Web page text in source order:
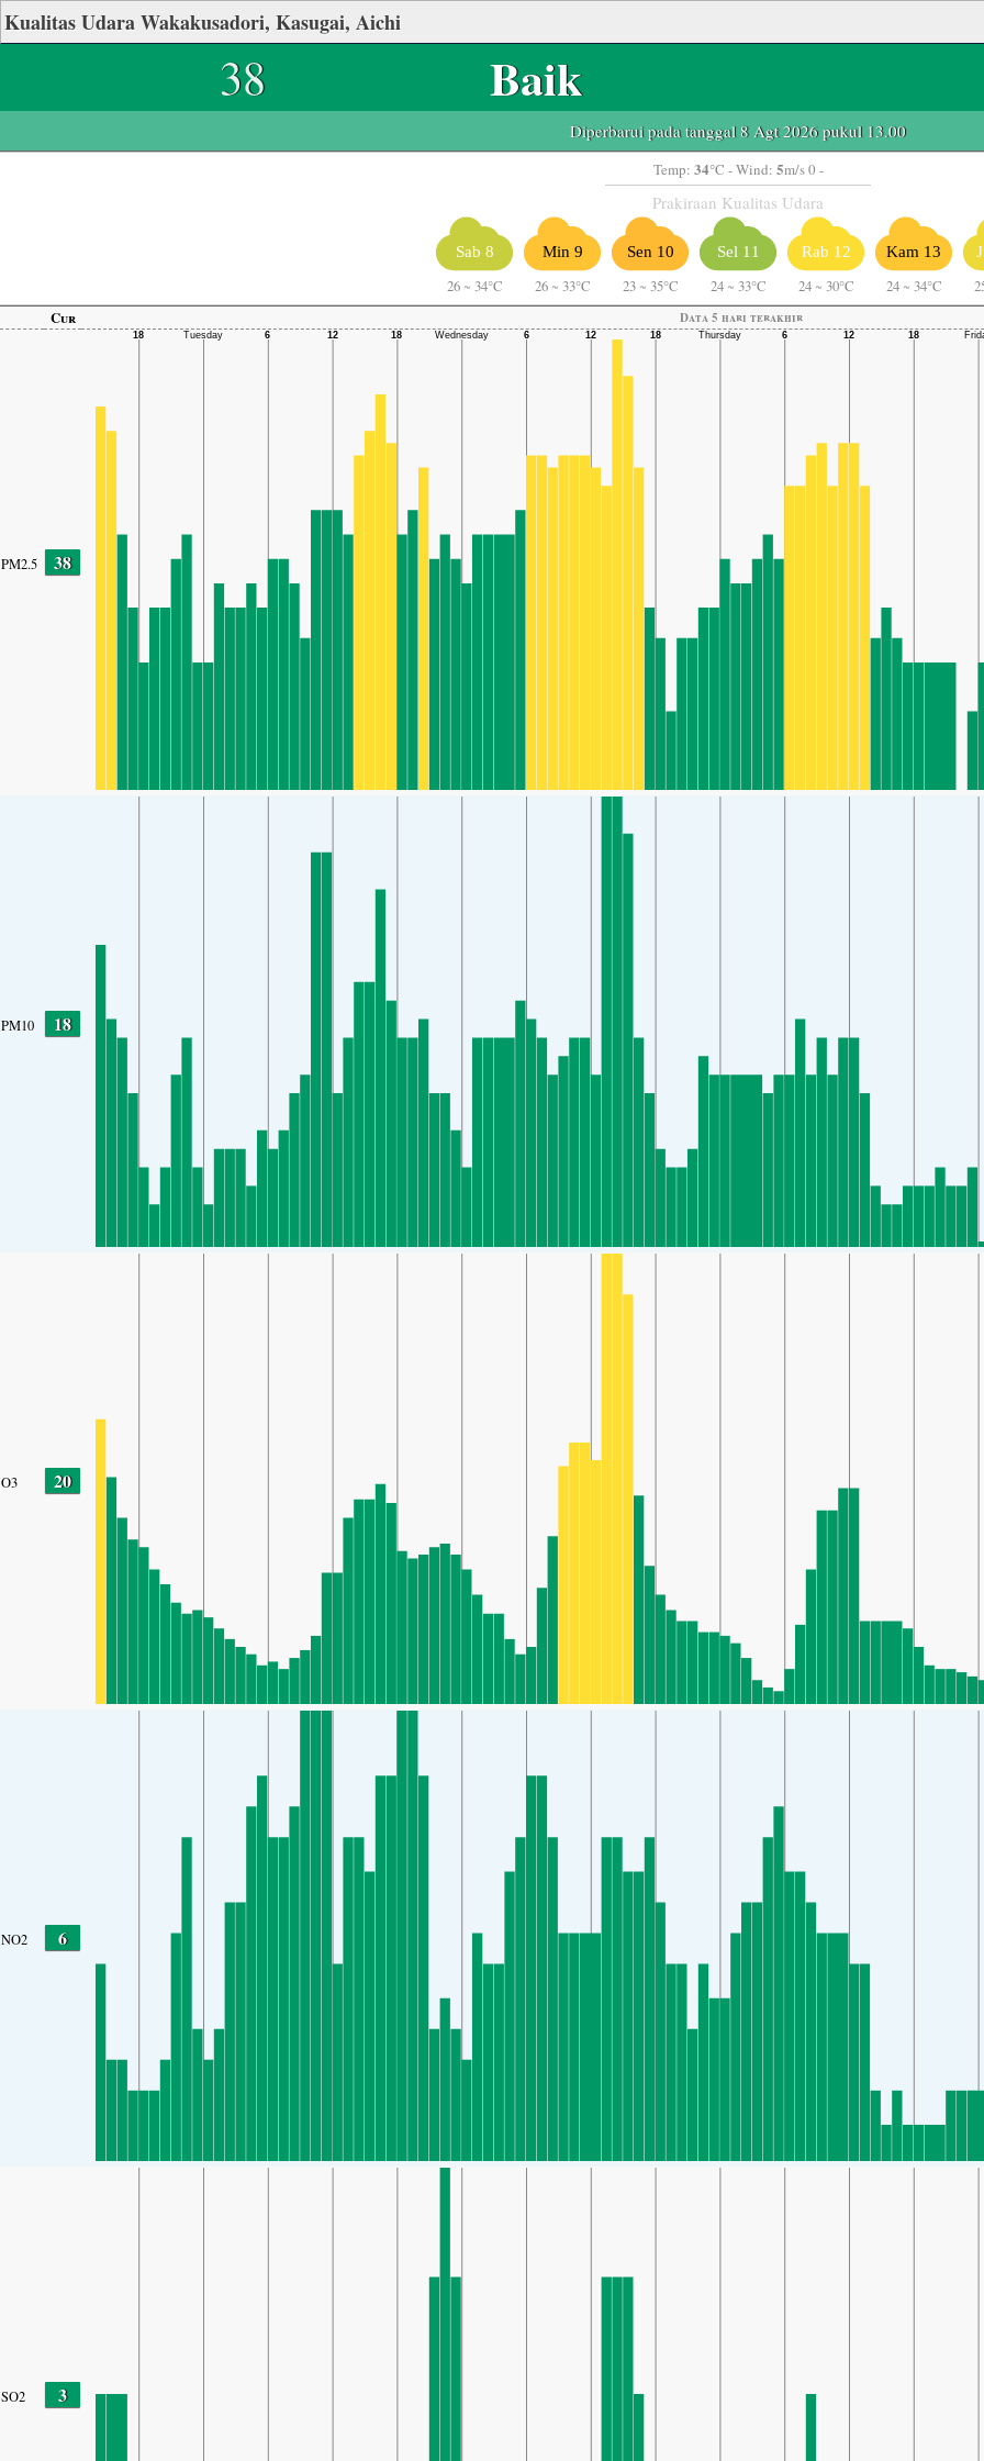
Kualitas Udara Wakakusadori, Kasugai, Aichi
38 Baik
Diperbarui pada tanggal 8 Agt 2026 pukul 13.00
Temp: 34°C - Wind: 5m/s 0 -
Prakiraan Kualitas Udara
Sab 8
26 ~ 34°C
Min 9
26 ~ 33°C
Sen 10
23 ~ 35°C
Sel 11
24 ~ 33°C
Rab 12
24 ~ 30°C
Kam 13
24 ~ 34°C
Cur
Data 5 hari terakhir
PM2.5 38
PM10 18
O3 20
NO2 6
SO2 3